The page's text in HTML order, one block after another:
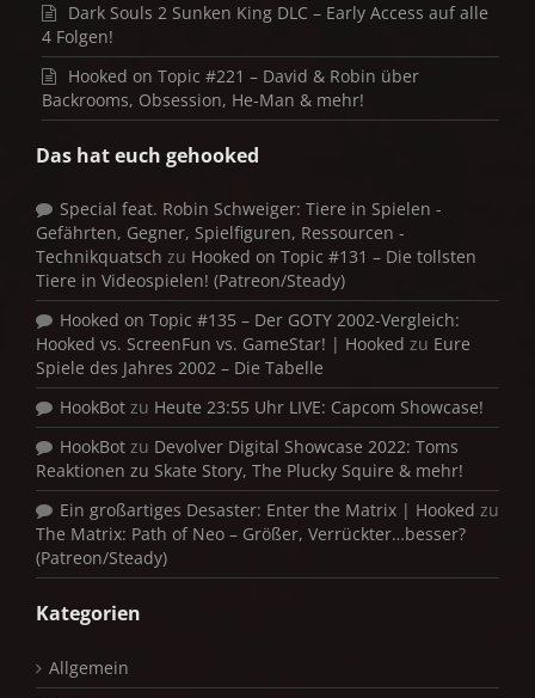
Dark Souls 2 Sunken King DLC – Early Access auf alle
4 Folgen!
Hooked on Topic #221 – David & Robin über
Backrooms, Obsession, He-Man & mehr!
Das hat euch gehooked
Special feat. Robin Schweiger: Tiere in Spielen -
Gefährten, Gegner, Spielfiguren, Ressourcen -
Technikquatsch zu Hooked on Topic #131 – Die tollsten
Tiere in Videospielen! (Patreon/Steady)
Hooked on Topic #135 – Der GOTY 2002-Vergleich:
Hooked vs. ScreenFun vs. GameStar! | Hooked zu Eure
Spiele des Jahres 2002 – Die Tabelle
HookBot zu Heute 23:55 Uhr LIVE: Capcom Showcase!
HookBot zu Devolver Digital Showcase 2022: Toms
Reaktionen zu Skate Story, The Plucky Squire & mehr!
Ein großartiges Desaster: Enter the Matrix | Hooked zu
The Matrix: Path of Neo – Größer, Verrückter…besser?
(Patreon/Steady)
Kategorien
Allgemein